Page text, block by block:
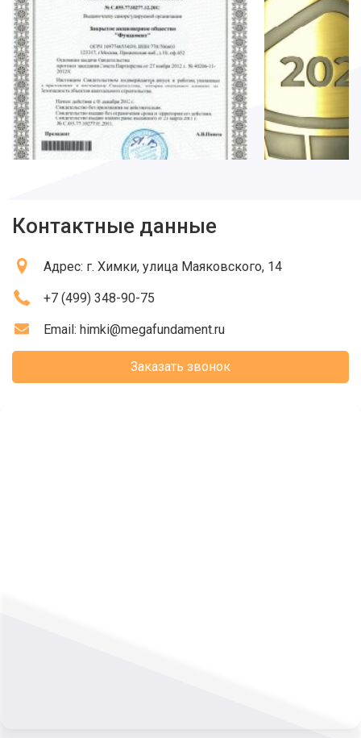
Контактные данные
Адрес: г. Химки, улица Маяковского, 14
+7 (499) 348-90-75
Email: himki@megafundament.ru
Заказать звонок